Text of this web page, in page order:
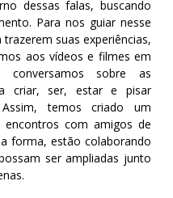
dessas falas, buscando
Para nos guiar nesse
suas experiências,
aos vídeos e filmes em
conversamos sobre as
criar, ser, estar e pisar
Assim, temos criado um
com amigos de
forma, estão colaborando
ser ampliadas junto